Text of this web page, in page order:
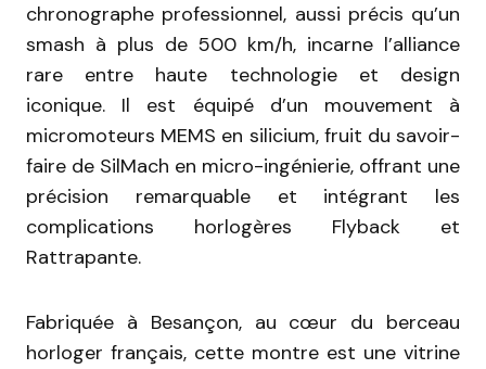
chronographe professionnel, aussi précis qu’un
smash à plus de 500 km/h, incarne l’alliance
rare entre haute technologie et design
iconique. Il est équipé d’un mouvement à
micromoteurs MEMS en silicium, fruit du savoir-
faire de SilMach en micro-ingénierie, offrant une
précision remarquable et intégrant les
complications horlogères Flyback et
Rattrapante.
Fabriquée à Besançon, au cœur du berceau
horloger français, cette montre est une vitrine